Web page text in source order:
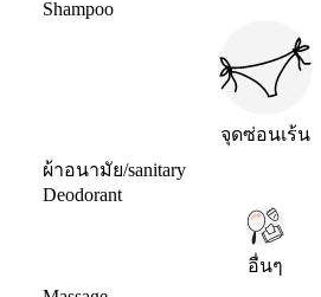
Shampoo
จุดซ่อนเร้น
ผ้าอนามัย/sanitary
Deodorant
อื่นๆ